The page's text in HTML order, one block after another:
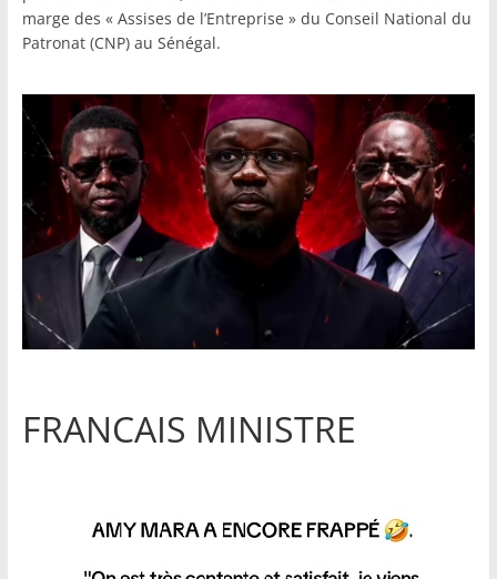
marge des « Assises de l’Entreprise » du Conseil National du
Patronat (CNP) au Sénégal.
FRANCAIS MINISTRE